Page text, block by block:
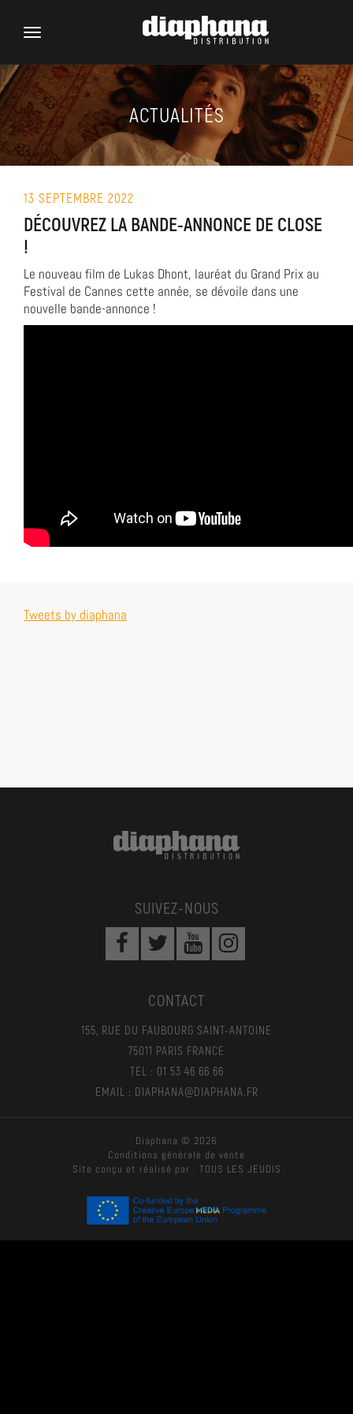
Toggle
ACTUALITÉS
13 SEPTEMBRE 2022
DÉCOUVREZ LA BANDE-ANNONCE DE CLOSE
!
Le nouveau film de Lukas Dhont, lauréat du Grand Prix au
Festival de Cannes cette année, se dévoile dans une
nouvelle bande-annonce !
Tweets by diaphana
SUIVEZ-NOUS
CONTACT
155, RUE DU FAUBOURG SAINT-ANTOINE
75011 PARIS FRANCE
TEL : 01 53 46 66 66
EMAIL : DIAPHANA@DIAPHANA.FR
Diaphana © 2026
Conditions générale de vente
Site conçu et réalisé par : TOUS LES JEUDIS